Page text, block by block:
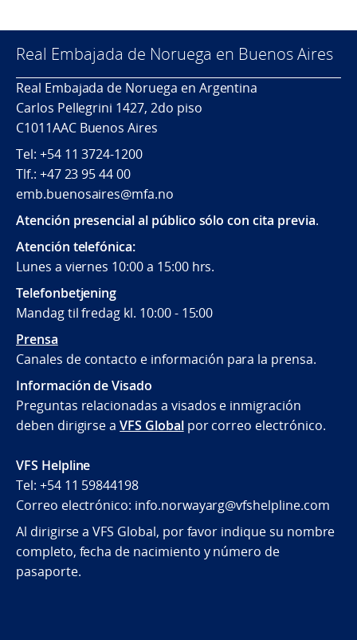
Real Embajada de Noruega en Buenos Aires
Real Embajada de Noruega en Argentina
Carlos Pellegrini 1427, 2do piso
C1011AAC Buenos Aires
Tel: +54 11 3724-1200
Tlf.: +47 23 95 44 00
emb.buenosaires@mfa.no
Atención presencial al público sólo con cita previa.
Atención telefónica:
Lunes a viernes 10:00 a 15:00 hrs.
Telefonbetjening
Mandag til fredag kl. 10:00 - 15:00
Prensa
Canales de contacto e información para la prensa.
Información de Visado
Preguntas relacionadas a visados e inmigración
deben dirigirse aVFS Globalpor correo electrónico.
VFS Helpline
Tel: +54 11 59844198
Correo electrónico: info.norwayarg@vfshelpline.com
Al dirigirse a VFS Global, por favor indique su nombre
completo, fecha de nacimiento y número de
pasaporte.